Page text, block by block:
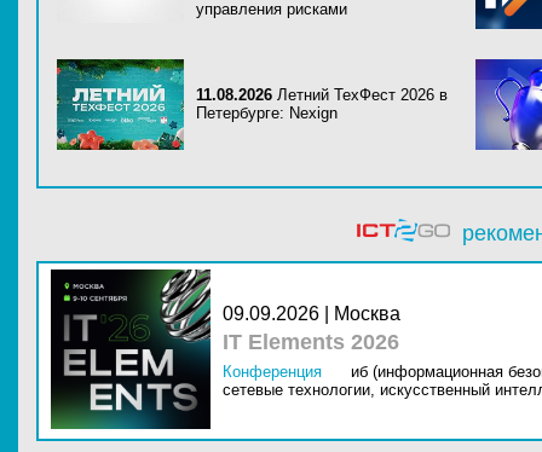
управления рисками
11.08.2026 Летний ТехФест 2026 в
Петербурге: Nexign
09.09.2026 | Москва
IT Elements 2026
Конференция
иб (информационная
сетевые технологии, искусственный